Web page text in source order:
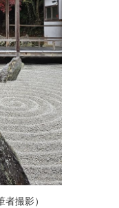
者撮影）